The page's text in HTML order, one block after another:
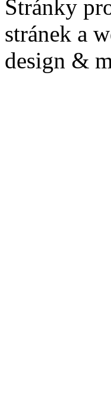
Stránky
stránek a
design &